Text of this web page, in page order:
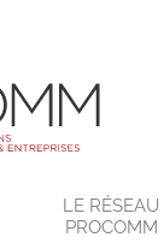
LE RÉSEAU
PROCOMM